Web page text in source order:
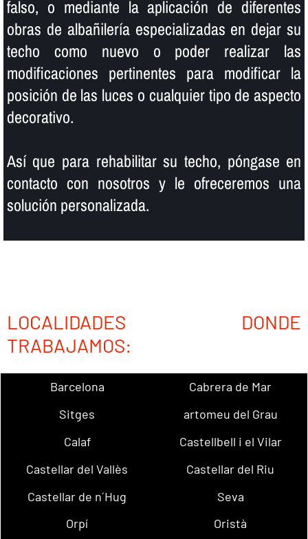
falso, o mediante la aplicación de diferentes
obras de albañilerí­a especializadas en dejar su
techo como nuevo o poder realizar las
modificaciones pertinentes para modificar la
posición de las luces o cualquier tipo de aspecto
decorativo.
Así­ que para rehabilitar su techo, póngase en
contacto con nosotros y le ofreceremos una
solución personalizada.
LOCALIDADES DONDE
TRABAJAMOS:
Barcelona
Cabrera de Mar
Sitges
artomeu del Grau
Calaf
Castellbell i el Vilar
Castellar del Vallès
Castellar del Riu
Castellar de n´Hug
Seva
Orpí
Oristà